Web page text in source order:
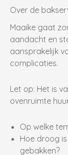
Over de
Maaike gaat
aandacht en
aansprakelijk
complicaties.
Let op: Het is
ovenruimte
Op welke
Hoe droog
gebakken?